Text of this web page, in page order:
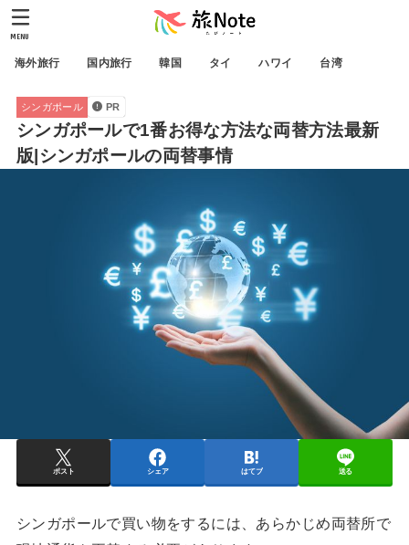
海外旅行 国内旅行 韓国 タイ ハワイ 台湾
MENU
シンガポール PR
シンガポールで1番お得な方法な両替方法最新
版|シンガポールの両替事情
ポスト シェア はてブ 送る
シンガポールで買い物をするには、あらかじめ両替所で